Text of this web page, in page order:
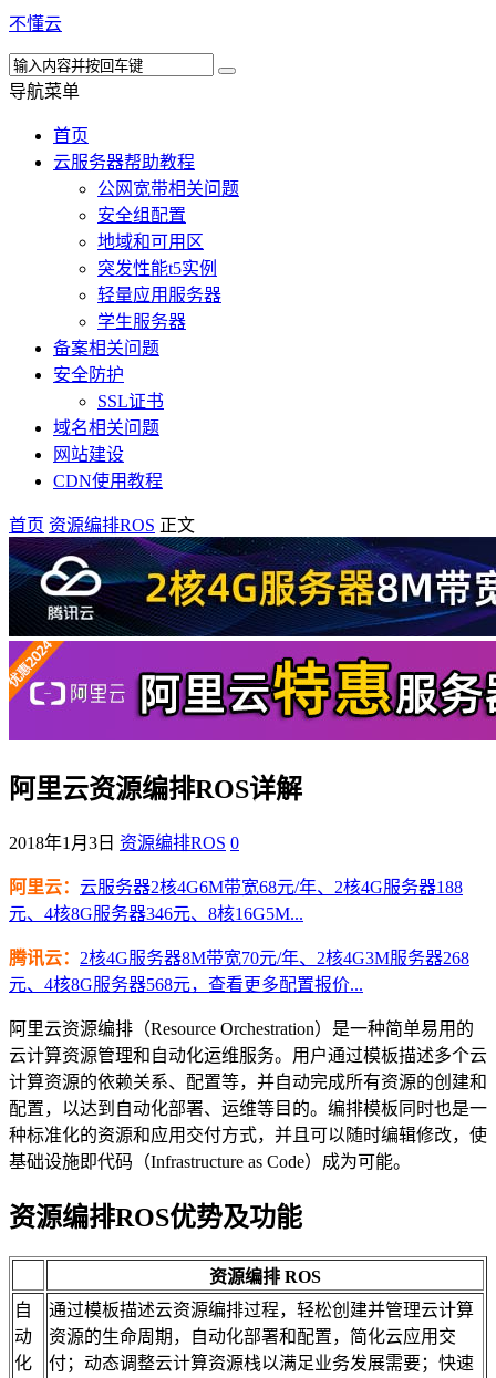
不懂云
导航菜单
首页
云服务器帮助教程
公网宽带相关问题
安全组配置
地域和可用区
突发性能t5实例
轻量应用服务器
学生服务器
备案相关问题
安全防护
SSL证书
域名相关问题
网站建设
CDN使用教程
首页 资源编排ROS 正文
阿里云资源编排ROS详解
2018年1月3日 资源编排ROS 0
阿里云： 云服务器2核4G6M带宽68元/年、2核4G服务器188
元、4核8G服务器346元、8核16G5M...
腾讯云： 2核4G服务器8M带宽70元/年、2核4G3M服务器268
元、4核8G服务器568元，查看更多配置报价...
阿里云资源编排（Resource Orchestration）是一种简单易用的
云计算资源管理和自动化运维服务。用户通过模板描述多个云
计算资源的依赖关系、配置等，并自动完成所有资源的创建和
配置，以达到自动化部署、运维等目的。编排模板同时也是一
种标准化的资源和应用交付方式，并且可以随时编辑修改，使
基础设施即代码（Infrastructure as Code）成为可能。
资源编排ROS优势及功能
资源编排 ROS
自
动
化
通过模板描述云资源编排过程，轻松创建并管理云计算
资源的生命周期，自动化部署和配置，简化云应用交
付；动态调整云计算资源栈以满足业务发展需要；快速